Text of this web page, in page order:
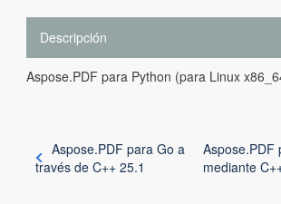
Descripción
Aspose.PDF para Python (para Linux
Aspose.PDF para Go a
través de C++ 25.1
Aspose.PDF
mediante